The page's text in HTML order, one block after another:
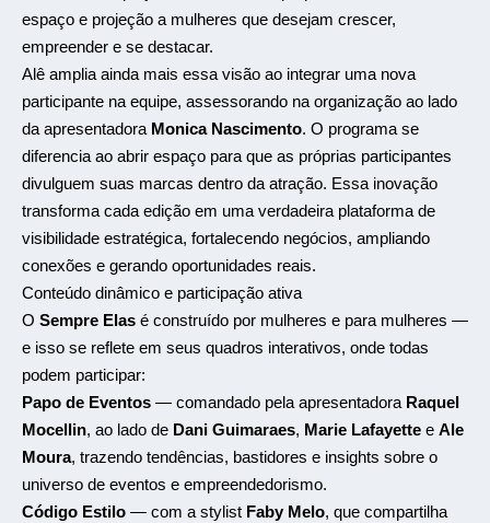
espaço e projeção a mulheres que desejam crescer,
empreender e se destacar.
Alê amplia ainda mais essa visão ao integrar uma nova
participante na equipe, assessorando na organização ao lado
da apresentadora Monica Nascimento. O programa se
diferencia ao abrir espaço para que as próprias participantes
divulguem suas marcas dentro da atração. Essa inovação
transforma cada edição em uma verdadeira plataforma de
visibilidade estratégica, fortalecendo negócios, ampliando
conexões e gerando oportunidades reais.
Conteúdo dinâmico e participação ativa
O Sempre Elas é construído por mulheres e para mulheres —
e isso se reflete em seus quadros interativos, onde todas
podem participar:
Papo de Eventos — comandado pela apresentadora Raquel
Mocellin, ao lado de Dani Guimaraes, Marie Lafayette e Ale
Moura, trazendo tendências, bastidores e insights sobre o
universo de eventos e empreendedorismo.
Código Estilo — com a stylist Faby Melo, que compartilha